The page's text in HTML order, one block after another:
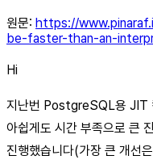
원문: https://
be-faster-than-an-
Hi
지난번 PostgreSQL용 JIT
아쉽게도 시간 부족으로 큰
진행했습니다(가장 큰 개선